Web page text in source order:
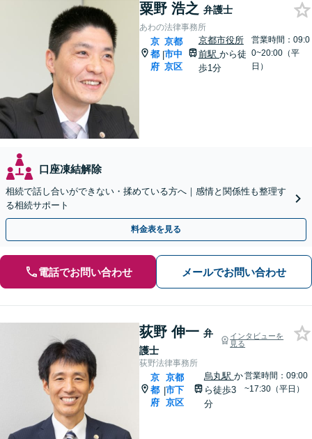
粟野 浩之 弁護士
あわの法律事務所
京
都
府
|
京都
市中
京区
京都市役所
前駅 から徒
歩1分
営業時間：09:0
0~20:00（平
日）
口座凍結解除
相続で話し合いができない・揉めている方へ｜感情と関係性も整理す
る相続サポート
料金表を見る
電話でお問い合わせ メールでお問い合わせ
荻野 伸一 弁
護士
インタビューを
見る
荻野法律事務所
京
都
府
|
京都
市下
京区
烏丸駅 か
ら徒歩3
分
営業時間：09:00
~17:30（平日）